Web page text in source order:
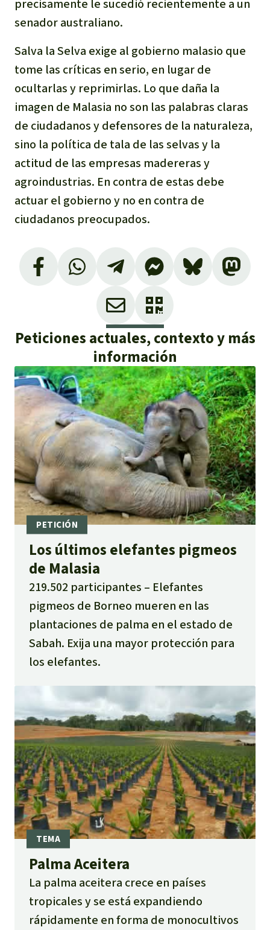
precisamente le sucedió recientemente a un
senador australiano.
Salva la Selva exige al gobierno malasio que
tome las críticas en serio, en lugar de
ocultarlas y reprimirlas. Lo que daña la
imagen de Malasia no son las palabras claras
de ciudadanos y defensores de la naturaleza,
sino la política de tala de las selvas y la
actitud de las empresas madereras y
agroindustrias. En contra de estas debe
actuar el gobierno y no en contra de
ciudadanos preocupados.
Peticiones actuales, contexto y más
información
Los últimos elefantes pigmeos
de Malasia
219.502 participantes
Elefantes
pigmeos de Borneo mueren en las
plantaciones de palma en el estado de
Sabah. Exija una mayor protección para
los elefantes.
Palma Aceitera
La palma aceitera crece en países
tropicales y se está expandiendo
rápidamente en forma de monocultivos